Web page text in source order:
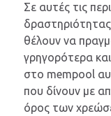
Σε αυτές τις
θέλουν να
γρηγορότερα
στο mempool
που δίνουν με
όρος των